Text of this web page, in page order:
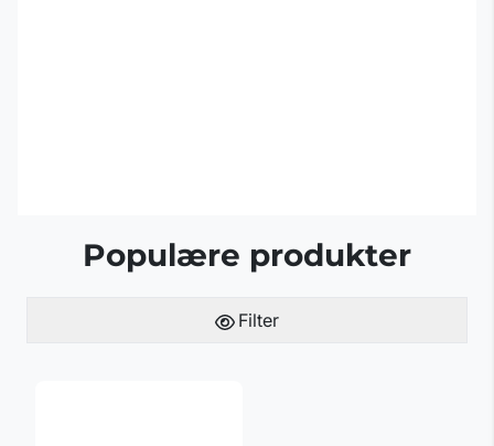
Populære produkter
Filter